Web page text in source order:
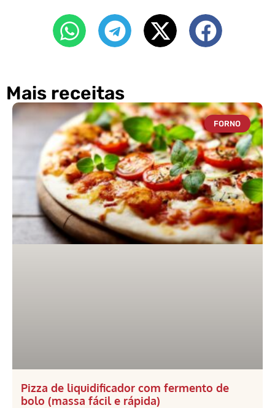
Mais receitas
FORNO
Pizza de liquidificador com fermento de
bolo (massa fácil e rápida)